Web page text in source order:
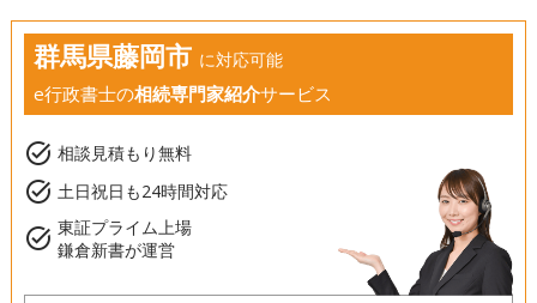
群馬県藤岡市 に対応可能
e行政書士の相続専門家紹介サービス
task_alt 相談見積もり無料
task_alt 土日祝日も24時間対応
task_alt 東証プライム上場
鎌倉新書が運営